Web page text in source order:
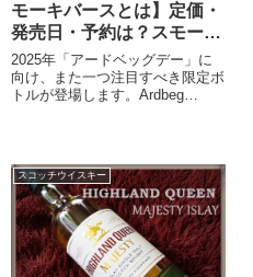
モーキバースとは】定価・
発売日・予約は？スモーキ
ー×フルーティな味を考察
2025年「アードベッグデー」に
向け、また一つ注目すべき限定ボ
トルが登場します。Ardbeg
な味わいで世界中に熱狂的なファ
ンを持つアイラモルト...
スコッチウイスキー